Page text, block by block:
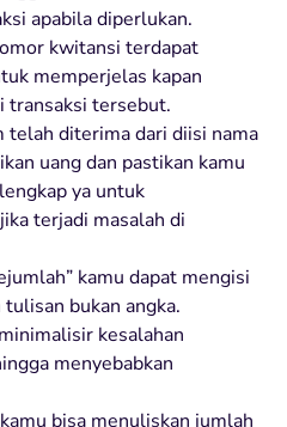
apabila diperlukan.
kwitansi terdapat
memperjelas kapan
transaksi tersebut.
telah diterima dari diisi nama
uang dan pastikan kamu
ya untuk
terjadi masalah di
kamu dapat mengisi
bukan angka.
kesalahan
menyebabkan
bisa menuliskan jumlah